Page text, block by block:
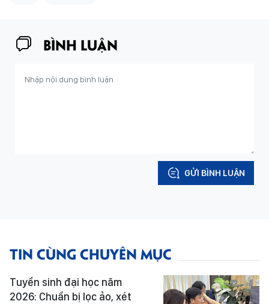
BÌNH LUẬN
GỬI BÌNH LUẬN
TIN CÙNG CHUYÊN MỤC
Tuyển sinh đại học năm
2026: Chuẩn bị lọc ảo, xét